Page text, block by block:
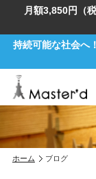
月額3,850円（
持続可能な社会へ
ホーム ブログ